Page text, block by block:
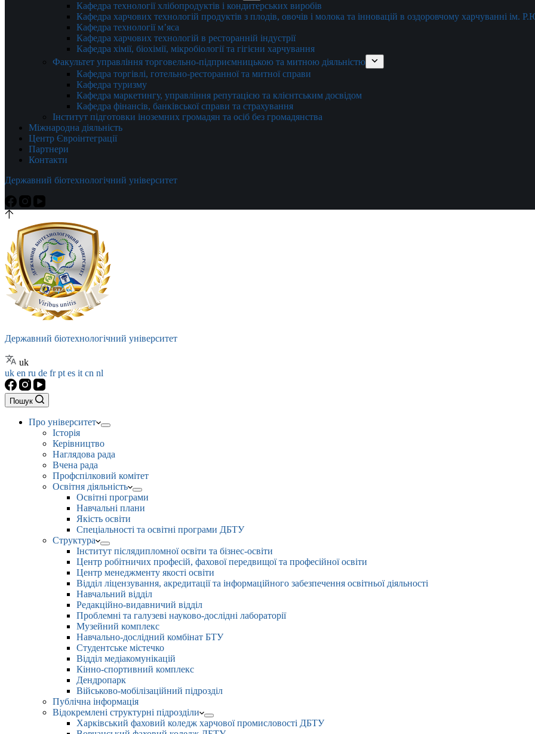
Кафедра технології хлібопродуктів і кондитерських виробів
Кафедра харчових технологій продуктів з плодів, овочів і молока та інновацій в оздоровчому харчуванні ім.
Кафедра технології м’яса
Кафедра харчових технологій в ресторанній індустрії
Кафедра хімії, біохімії, мікробіології та гігієни харчування
Факультет управління торговельно-підприємницькою та митною діяльністю
Кафедра торгівлі, готельно-ресторанної та митної справи
Кафедра туризму
Кафедра маркетингу, управління репутацією та клієнтським досвідом
Кафедра фінансів, банківської справи та страхування
Інститут підготовки іноземних громадян та осіб без громадянства
Міжнародна діяльність
Центр Євроінтеграції
Партнери
Контакти
Державний біотехнологічний університет
Державний біотехнологічний університет
uk
uk en ru de frpt es it cn nl
Пошук
Про університет
Історія
Керівництво
Наглядова рада
Вчена рада
Профспілковий комітет
Освітня діяльність
Освітні програми
Навчальні плани
Якість освіти
Спеціальності та освітні програми ДБТУ
Структура
Інститут післядипломної освіти та бізнес-освіти
Центр робітничих професій, фахової передвищої та професійної освіти
Центр менеджменту якості освіти
Відділ ліцензування, акредитації та інформаційного забезпечення освітньої діяльності
Навчальний відділ
Редакційно-видавничий відділ
Проблемні та галузеві науково-дослідні лабораторії
Музейний комплекс
Навчально-дослідний комбінат БТУ
Студентське містечко
Відділ медіакомунікацій
Кінно-спортивний комплекс
Дендропарк
Військово-мобілізаційний підрозділ
Публічна інформація
Відокремлені структурні підрозділи
Харківський фаховий коледж харчової промисловості ДБТУ